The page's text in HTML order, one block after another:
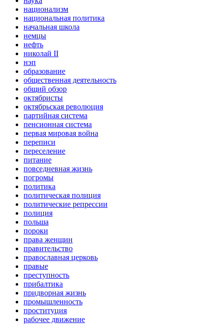
национализм
национальная политика
начальная школа
немцы
нефть
николай II
нэп
образование
общественная деятельность
общий обзор
октябристы
октябрьская революция
партийная система
пенсионная система
первая мировая война
переписи
переселение
питание
повседневная жизнь
погромы
политика
политическая полиция
политические репрессии
полиция
польша
пороки
права женщин
правительство
православная церковь
правые
преступность
прибалтика
придворная жизнь
промышленность
проституция
рабочее движение